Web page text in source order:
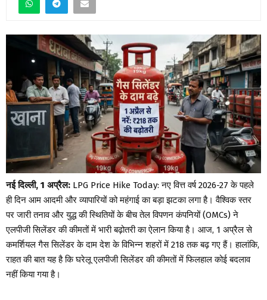
नई दिल्ली, 1 अप्रैल: LPG Price Hike Today: नए वित्त वर्ष 2026-27 के पहले
ही दिन आम आदमी और व्यापारियों को महंगाई का बड़ा झटका लगा है। वैश्विक स्तर
पर जारी तनाव और युद्ध की स्थितियों के बीच तेल विपणन कंपनियों (OMCs) ने
एलपीजी सिलेंडर की कीमतों में भारी बढ़ोतरी का ऐलान किया है। आज, 1 अप्रैल से
कमर्शियल गैस सिलेंडर के दाम देश के विभिन्न शहरों में ₹218 तक बढ़ गए हैं। हालांकि,
राहत की बात यह है कि घरेलू एलपीजी सिलेंडर की कीमतों में फिलहाल कोई बदलाव
नहीं किया गया है।